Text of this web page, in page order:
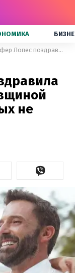
Дженнифер Лопес поздравила Бена Аффлека с годовщиной свадьбы: фото, которых не было в сети
не